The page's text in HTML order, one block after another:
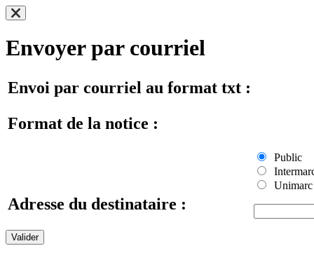
Envoyer par courriel
Envoi par courriel au format txt :
Format de la notice :
Public
Unimarc
Adresse du destinataire :